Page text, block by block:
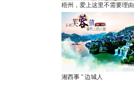
梧州，爱上这里不需要理由
湘西事 '' 边城人